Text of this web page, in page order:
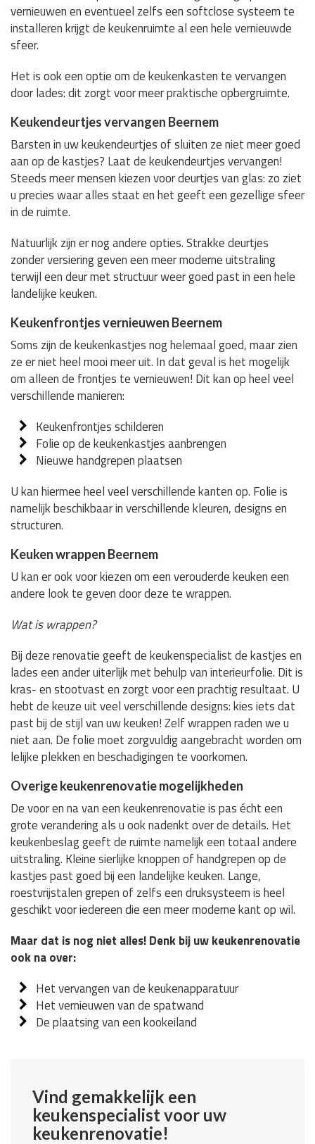
vernieuwen en eventueel zelfs een softclose systeem te
installeren krijgt de keukenruimte al een hele vernieuwde
sfeer.
Het is ook een optie om de keukenkasten te vervangen
door lades: dit zorgt voor meer praktische opbergruimte.
Keukendeurtjes vervangen Beernem
Barsten in uw keukendeurtjes of sluiten ze niet meer goed
aan op de kastjes? Laat de keukendeurtjes vervangen!
Steeds meer mensen kiezen voor deurtjes van glas: zo ziet
u precies waar alles staat en het geeft een gezellige sfeer
in de ruimte.
Natuurlijk zijn er nog andere opties. Strakke deurtjes
zonder versiering geven een meer moderne uitstraling
terwijl een deur met structuur weer goed past in een hele
landelijke keuken.
Keukenfrontjes vernieuwen Beernem
Soms zijn de keukenkastjes nog helemaal goed, maar zien
ze er niet heel mooi meer uit. In dat geval is het mogelijk
om alleen de frontjes te vernieuwen! Dit kan op heel veel
verschillende manieren:
Keukenfrontjes schilderen
Folie op de keukenkastjes aanbrengen
Nieuwe handgrepen plaatsen
U kan hiermee heel veel verschillende kanten op. Folie is
namelijk beschikbaar in verschillende kleuren, designs en
structuren.
Keuken wrappen Beernem
U kan er ook voor kiezen om een verouderde keuken een
andere look te geven door deze te wrappen.
Wat is wrappen?
Bij deze renovatie geeft de keukenspecialist de kastjes en
lades een ander uiterlijk met behulp van interieurfolie. Dit is
kras- en stootvast en zorgt voor een prachtig resultaat. U
hebt de keuze uit veel verschillende designs: kies iets dat
past bij de stijl van uw keuken! Zelf wrappen raden we u
niet aan. De folie moet zorgvuldig aangebracht worden om
lelijke plekken en beschadigingen te voorkomen.
Overige keukenrenovatie mogelijkheden
De voor en na van een keukenrenovatie is pas écht een
grote verandering als u ook nadenkt over de details. Het
keukenbeslag geeft de ruimte namelijk een totaal andere
uitstraling. Kleine sierlijke knoppen of handgrepen op de
kastjes past goed bij een landelijke keuken. Lange,
roestvrijstalen grepen of zelfs een druksysteem is heel
geschikt voor iedereen die een meer moderne kant op wil.
Maar dat is nog niet alles! Denk bij uw keukenrenovatie
ook na over:
Het vervangen van de keukenapparatuur
Het vernieuwen van de spatwand
De plaatsing van een kookeiland
Vind gemakkelijk een
keukenspecialist voor uw
keukenrenovatie!